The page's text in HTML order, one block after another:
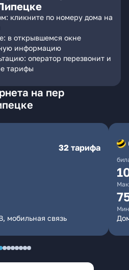
кликните по номеру дома на
в открывшемся окне
информацию
оператор перезвонит и
тарифы
на пер
32 тарифа
мобильная связь